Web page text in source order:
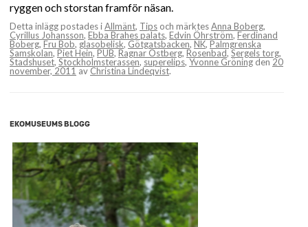
ryggen och storstan framför näsan.
Detta inlägg postades iAllmänt, Tips och märktesAnna Boberg,
Cyrillus Johansson, Ebba Brahes palats, Edvin Öhrström, Ferdinand
Boberg, Fru Bob, glasobelisk, Götgatsbacken, NK, Palmgrenska
Samskolan, Piet Hein, PUB, Ragnar Östberg, Rosenbad, Sergels torg,
Stadshuset, Stockholmsterassen, superelips, Yvonne Gröning den 20
november, 2011 av Christina Lindeqvist.
EKOMUSEUMS BLOGG